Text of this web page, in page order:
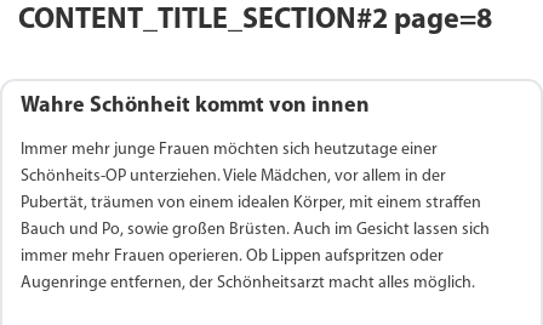
CONTENT_TITLE_SECTION#2 page=8
Wahre Schönheit kommt von innen
Immer mehr junge Frauen möchten sich heutzutage einer
Schönheits-OP unterziehen. Viele Mädchen, vor allem in der
Pubertät, träumen von einem idealen Körper, mit einem straffen
Bauch und Po, sowie großen Brüsten. Auch im Gesicht lassen sich
immer mehr Frauen operieren. Ob Lippen aufspritzen oder
Augenringe entfernen, der Schönheitsarzt macht alles möglich.